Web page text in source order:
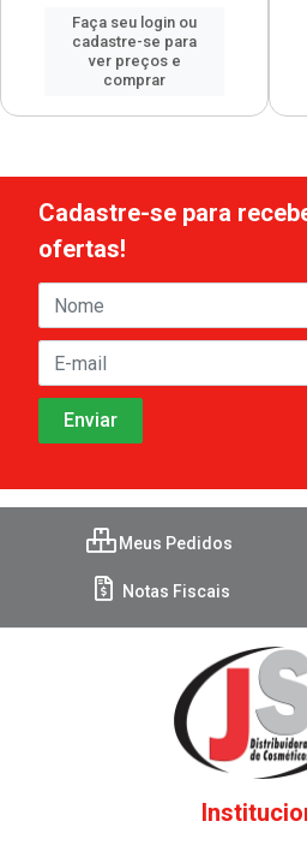
Faça seu login ou
cadastre-se para
ver preços e
comprar
Cadastre-se para
ofertas!
Meus Pedidos
Notas Fiscais